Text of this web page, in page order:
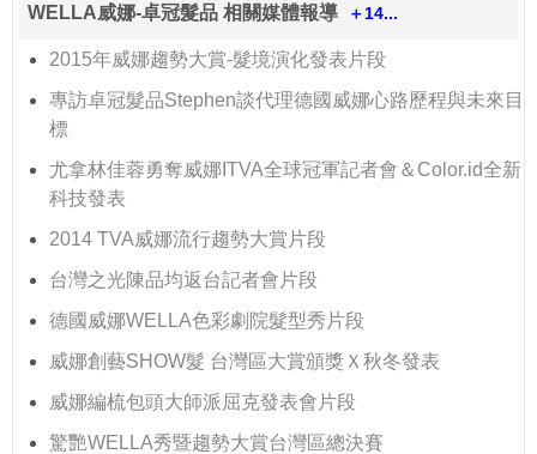
WELLA威娜-卓冠髮品 相關媒體報導 ＋14...
2015年威娜趨勢大賞-髮境演化發表片段
專訪卓冠髮品Stephen談代理德國威娜心路歷程與未來目
標
尤拿林佳蓉勇奪威娜ITVA全球冠軍記者會＆Color.id全新
科技發表
2014 TVA威娜流行趨勢大賞片段
台灣之光陳品均返台記者會片段
德國威娜WELLA色彩劇院髮型秀片段
威娜創藝SHOW髮 台灣區大賞頒獎Ｘ秋冬發表
威娜編梳包頭大師派屈克發表會片段
驚艷WELLA秀暨趨勢大賞台灣區總決賽